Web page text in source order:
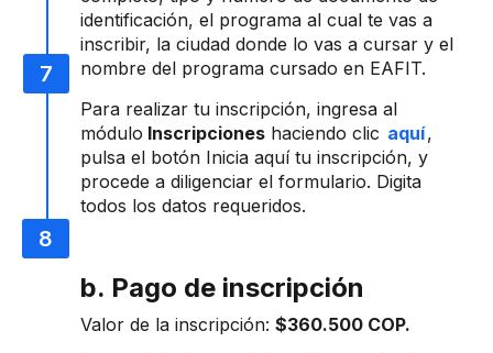
identificación, el programa al cual te vas a
inscribir, la ciudad donde lo vas a cursar y el
nombre del programa cursado en EAFIT.
Para realizar tu inscripción, ingresa al
módulo Inscripciones haciendo clic aquí,
pulsa el botón Inicia aquí tu inscripción, y
procede a diligenciar el formulario. Digita
todos los datos requeridos.
b. Pago de inscripción
Valor de la inscripción: $360.500 COP.